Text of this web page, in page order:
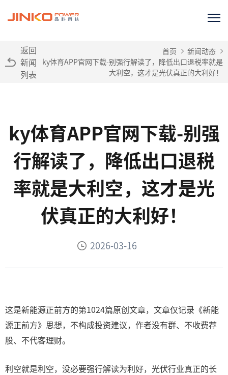
返回
新闻
列表
首页
新闻动态
ky体育APP官网下载-别强行解读了，降低出口退税率就是
大利空，这才是光伏真正的大利好！
ky体育APP官网下载-别强
行解读了，降低出口退税
率就是大利空，这才是光
伏真正的大利好！
2026-03-16
这是新能源正前方的第1024篇原创文章，文章仅记录《新能
源正前方》思想，不构成投资建议，作者没有群、不收费荐
股、不代客理财。
利空就是利空，没必要强行解读为利好，光伏行业真正的长